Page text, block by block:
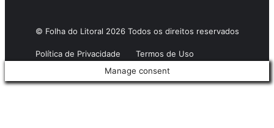
© Folha do Litoral 2026 Todos os direitos reservados
Política de Privacidade
Termos de Uso
Manage consent